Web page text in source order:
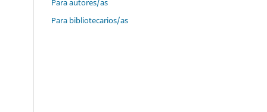
Para autores/as
Para bibliotecarios/as